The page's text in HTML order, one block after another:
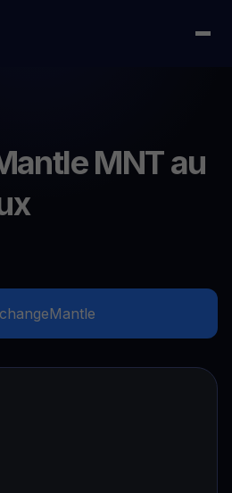
MNT au
Mantle